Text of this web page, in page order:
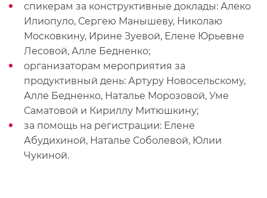
спикерам за конструктивные доклады: Алеко
Илиопуло, Сергею Манышеву, Николаю
Московкину, Ирине Зуевой, Елене Юрьевне
Лесовой, Алле Бедненко;
организаторам мероприятия за
продуктивный день: Артуру Новосельскому,
Алле Бедненко, Наталье Морозовой, Уме
Саматовой и Кириллу Митюшкину;
за помощь на регистрации: Елене
Абудихиной, Наталье Соболевой, Юлии
Чукиной.